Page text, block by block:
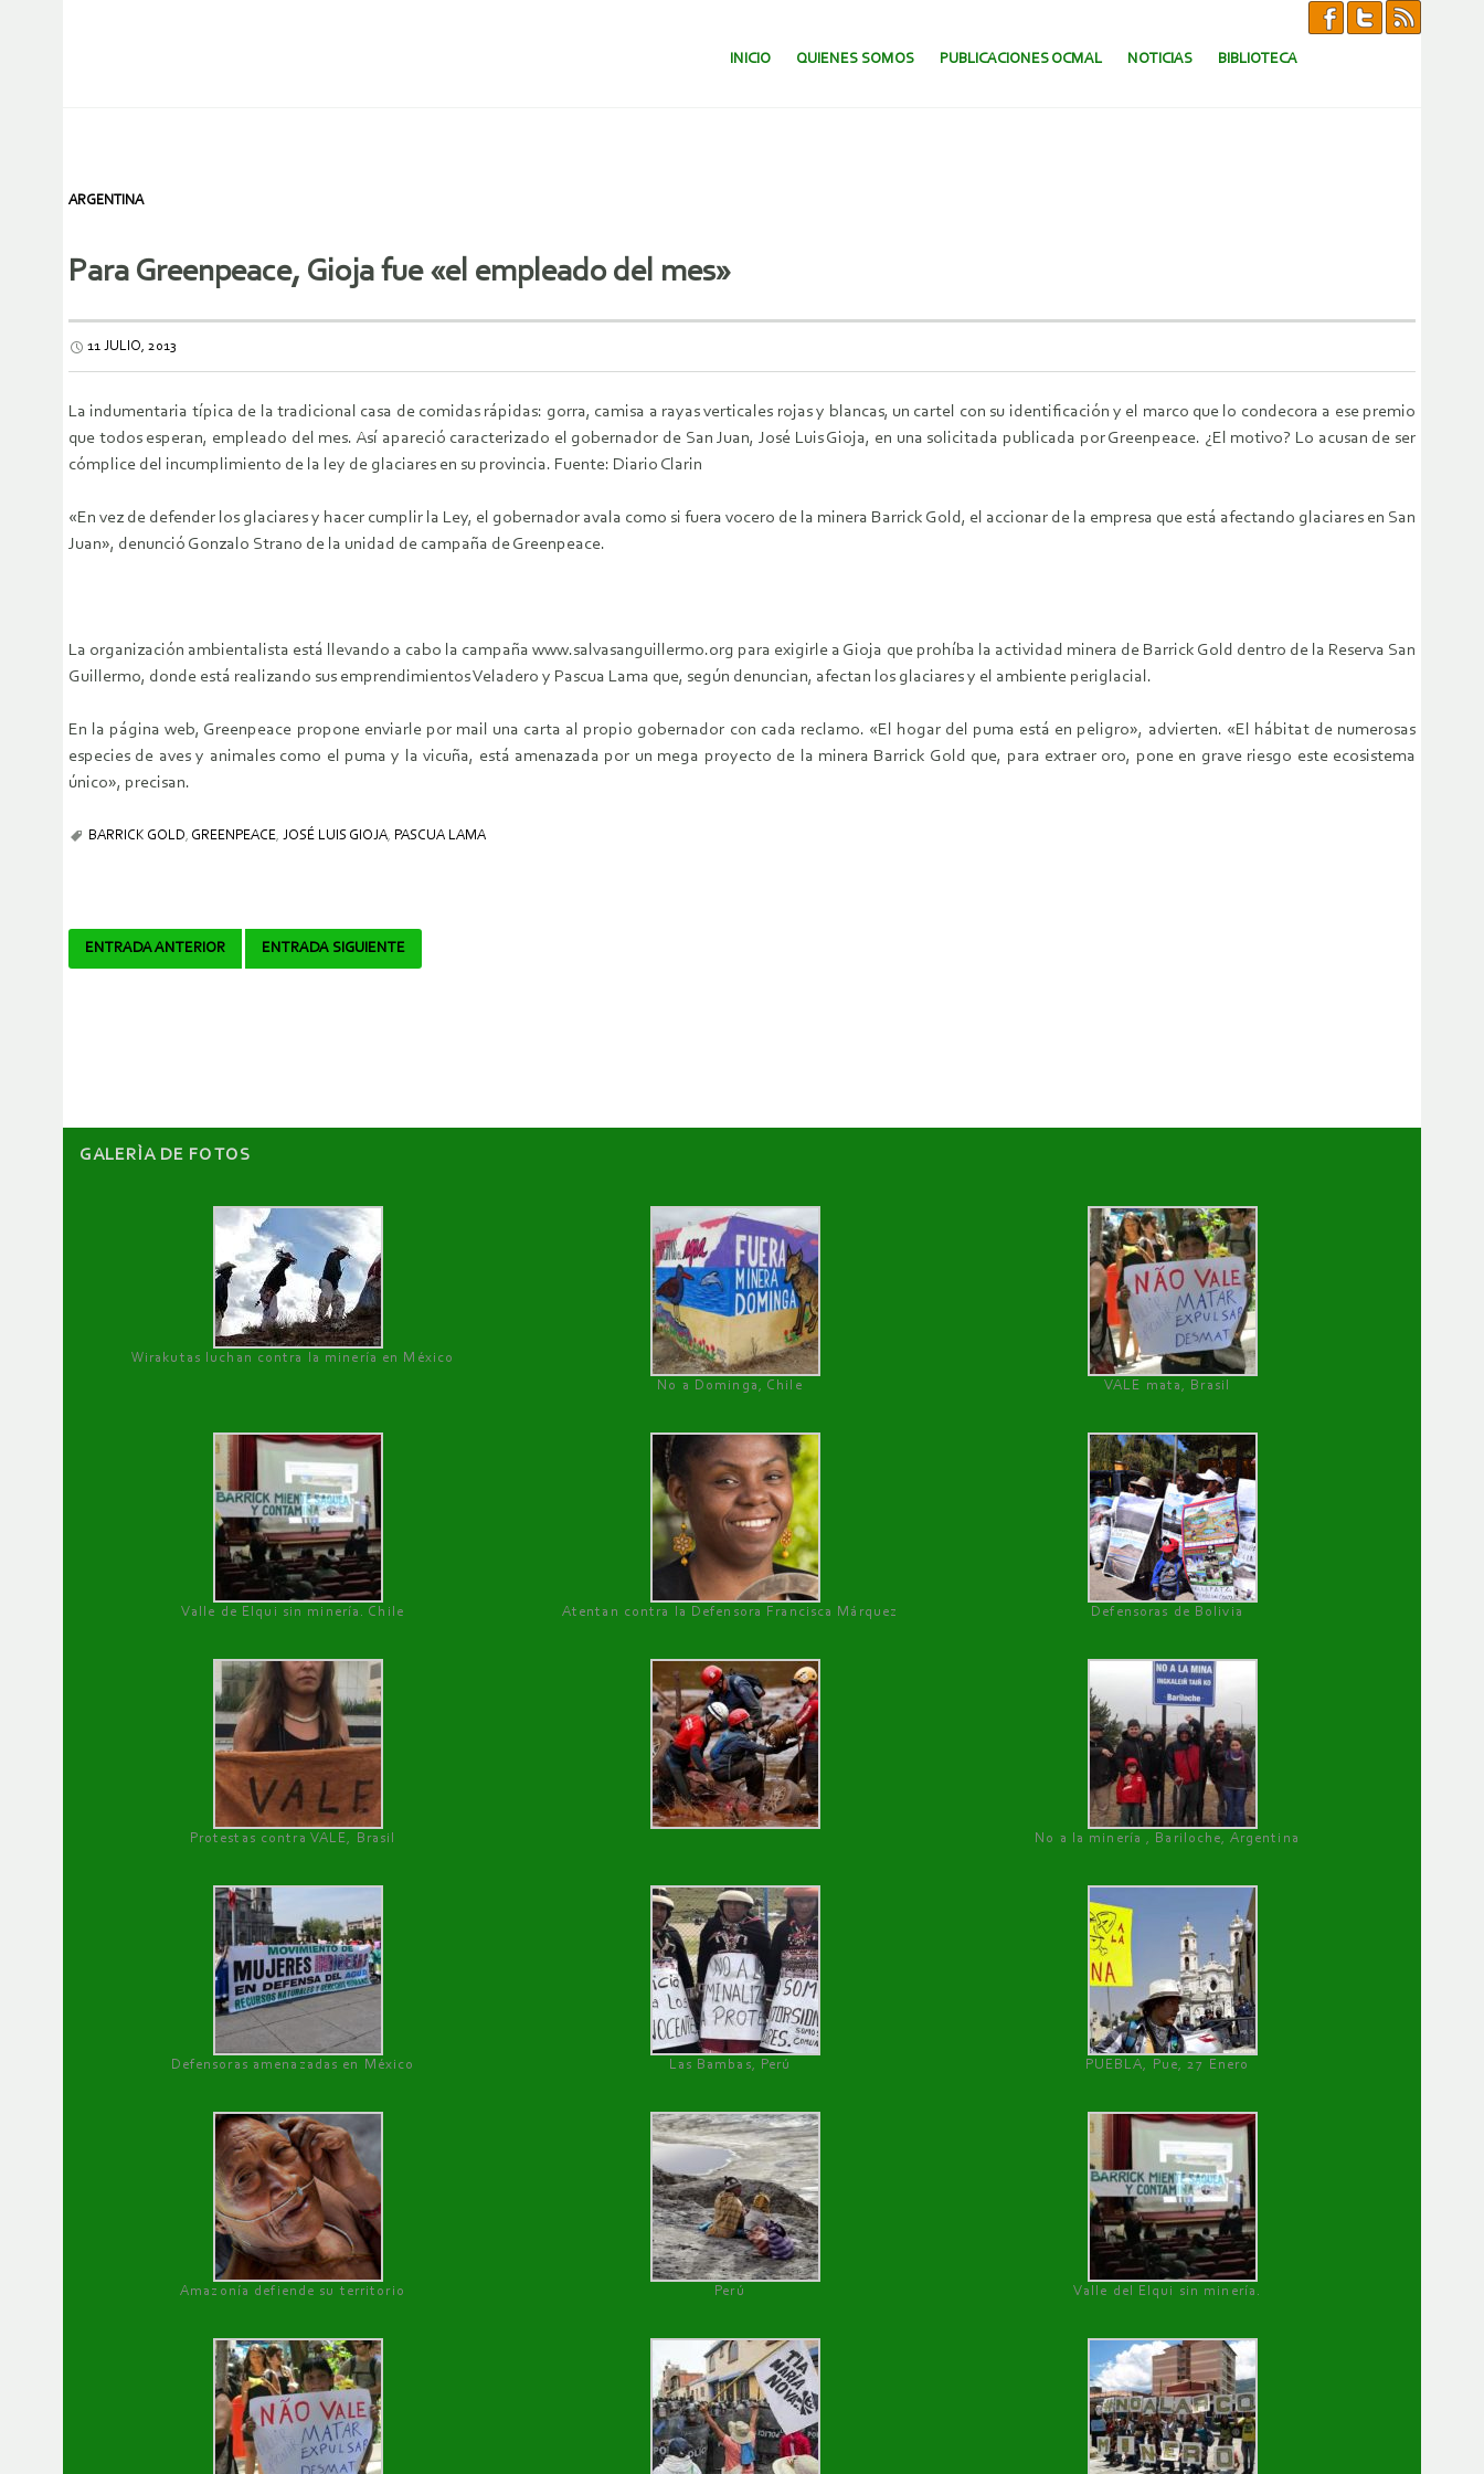
SALTAR AL CONTENIDO.
INICIO QUIENES SOMOS PUBLICACIONES OCMAL NOTICIAS BIBLIOTECA
ARGENTINA
Para Greenpeace, Gioja fue «el empleado del mes»
11 JULIO, 2013
La indumentaria típica de la tradicional casa de comidas rápidas: gorra, camisa a rayas verticales rojas y blancas, un cartel con su identificación y el marco que lo condecora a ese premio
que todos esperan, empleado del mes. Así apareció caracterizado el gobernador de San Juan, José Luis Gioja, en una solicitada publicada por Greenpeace. ¿El motivo? Lo acusan de ser
cómplice del incumplimiento de la ley de glaciares en su provincia. Fuente: Diario Clarin
«En vez de defender los glaciares y hacer cumplir la Ley, el gobernador avala como si fuera vocero de la minera Barrick Gold, el accionar de la empresa que está afectando glaciares en San
Juan», denunció Gonzalo Strano de la unidad de campaña de Greenpeace.
La organización ambientalista está llevando a cabo la campaña www.salvasanguillermo.org para exigirle a Gioja que prohíba la actividad minera de Barrick Gold dentro de la Reserva San
Guillermo, donde está realizando sus emprendimientos Veladero y Pascua Lama que, según denuncian, afectan los glaciares y el ambiente periglacial.
En la página web, Greenpeace propone enviarle por mail una carta al propio gobernador con cada reclamo. «El hogar del puma está en peligro», advierten. «El hábitat de numerosas
especies de aves y animales como el puma y la vicuña, está amenazada por un mega proyecto de la minera Barrick Gold que, para extraer oro, pone en grave riesgo este ecosistema
único», precisan.
BARRICK GOLD, GREENPEACE, JOSÉ LUIS GIOJA, PASCUA LAMA
Navegador
ENTRADA ANTERIOR ENTRADA SIGUIENTE
GALERÌA DE FOTOS
Wirakutas luchan contra la minería en México
No a Dominga, Chile
VALE mata, Brasil
Valle de Elqui sin minería. Chile Atentan contra la Defensora Francisca Márquez Defensoras de Bolivia
Protestas contra VALE, Brasil No a la minería , Bariloche, Argentina
Defensoras amenazadas en México Las Bambas, Perú PUEBLA, Pue, 27 Enero
Amazonía defiende su territorio Perú Valle del Elqui sin minería.